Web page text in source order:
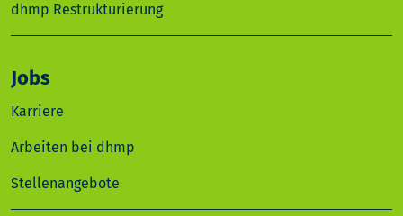
dhmp Restrukturierung
Jobs
Karriere
Arbeiten bei dhmp
Stellenangebote